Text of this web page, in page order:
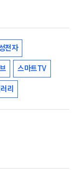
전자
스마트TV
리